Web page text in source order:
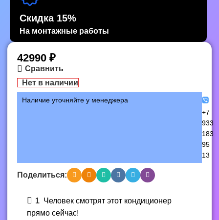
Скидка 15%
На монтажные работы
42990 ₽
Сравнить
Нет в наличии
Наличие уточняйте у менеджера
+7
933
183
95
13
Поделиться:
1 Человек смотрят этот кондиционер
прямо сейчас!